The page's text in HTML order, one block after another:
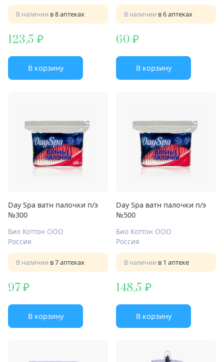
В наличии в 8 аптеках
123,5
В корзину
В наличии в 6 аптеках
60
В корзину
Day Spa ватн палочки п/э
№300
Био Коттон ООО
Россия
В наличии в 7 аптеках
97
В корзину
Day Spa ватн палочки п/э
№500
Био Коттон ООО
Россия
В наличии в 1 аптеке
148,5
В корзину